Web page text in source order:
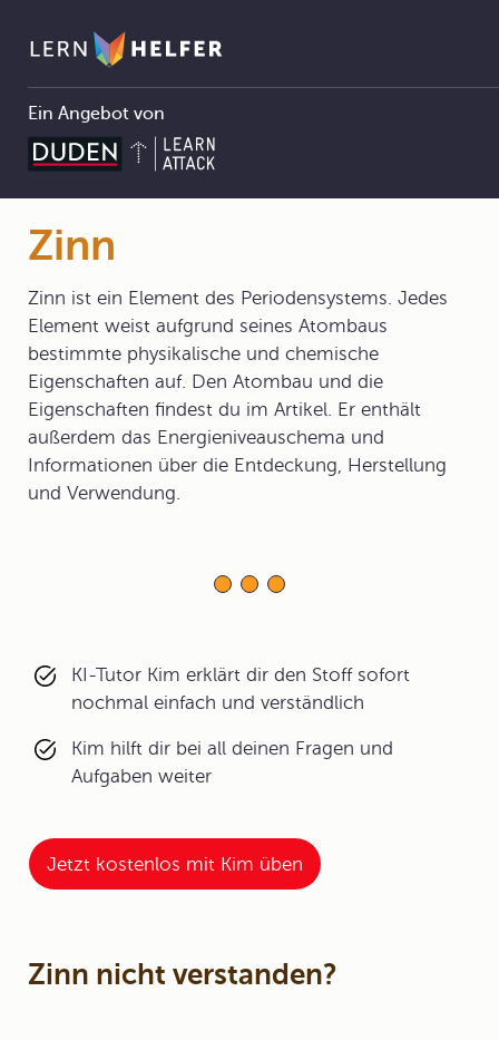
Ein Angebot von
Pfadnavigation
Chemie Abitur 3 Atombau und Periodensystem
Zinn
Zinn ist ein Element des Periodensystems. Jedes
Element weist aufgrund seines Atombaus
bestimmte physikalische und chemische
Eigenschaften auf. Den Atombau und die
Eigenschaften findest du im Artikel. Er enthält
außerdem das Energieniveauschema und
Informationen über die Entdeckung, Herstellung
und Verwendung.
KI-Tutor Kim erklärt dir den Stoff sofort
nochmal einfach und verständlich
Kim hilft dir bei all deinen Fragen und
Aufgaben weiter
Jetzt kostenlos mit Kim üben
Zinn nicht verstanden?